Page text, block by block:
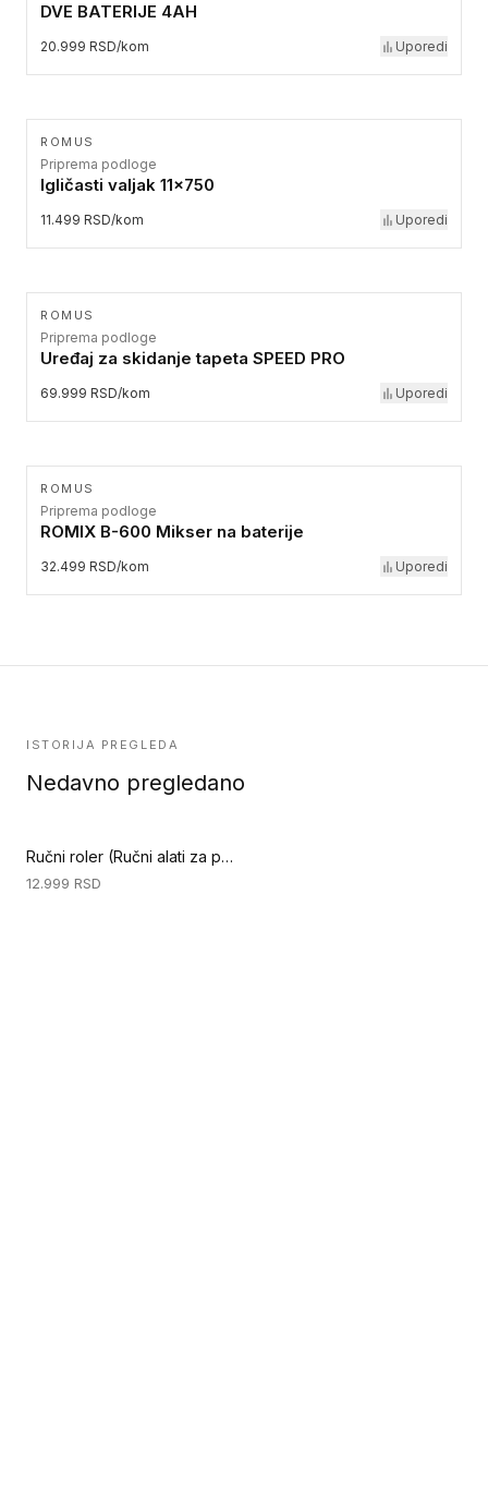
DVE BATERIJE 4AH
20.999 RSD/kom Uporedi
ROMUS
Priprema podloge
Igličasti valjak 11x750
11.499 RSD/kom Uporedi
ROMUS
Priprema podloge
Uređaj za skidanje tapeta SPEED PRO
69.999 RSD/kom Uporedi
ROMUS
Priprema podloge
ROMIX B-600 Mikser na baterije
32.499 RSD/kom Uporedi
ISTORIJA PREGLEDA
Nedavno pregledano
Ručni roler (Ručni alati za podove)
12.999 RSD